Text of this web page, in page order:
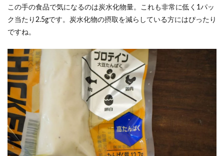
この手の食品で気になるのは炭水化物量。これも非常に低く1パッ
ク当たり2.5gです。炭水化物の摂取を減らしている方にはぴったり
ですね。